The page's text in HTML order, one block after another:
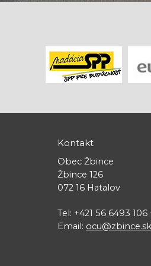
Kontakt
Obec Žbince
Žbince 126
072 16 Hatalov
Tel: +421 56 6493
Email: ocu@zbince.sk